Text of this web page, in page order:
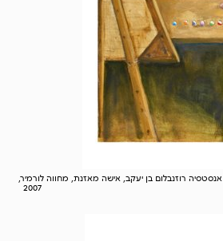
אנסטסיה רוזנבלום בן יעקב, אישה מאזנת, מחווה לורמיר,
2007